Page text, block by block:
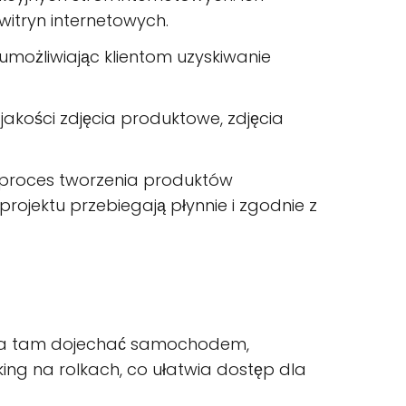
internetowych.
klientom uzyskiwanie
zdjęcia produktowe, zdjęcia
proces tworzenia produktów
przebiegają płynnie i zgodnie z
tam dojechać samochodem,
na rolkach, co ułatwia dostęp dla